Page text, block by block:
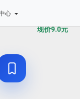
心
现价9.0元